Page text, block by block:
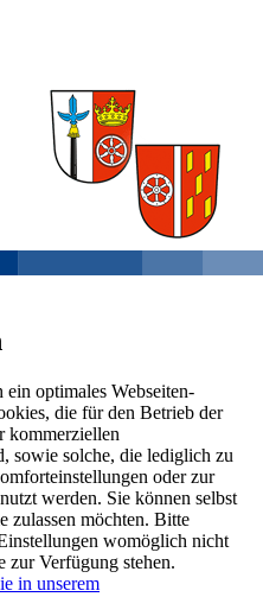
optimales Webseiten-
die für den Betrieb der
kommerziellen
sowie solche, die lediglich zu
oder zur
werden. Sie können selbst
zulassen möchten. Bitte
womöglich nicht
zur Verfügung stehen.
in unserem